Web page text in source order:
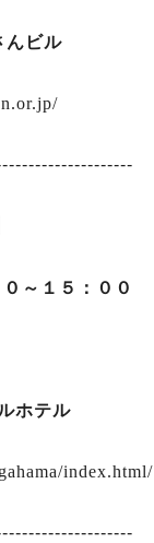
んビル
～１５：００
ホテル
index.html/